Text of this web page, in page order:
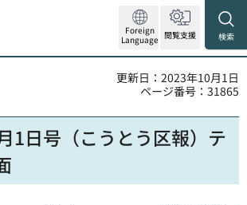
Foreign
Language 閲覧支援 検索
更新日：2023年10月1日
ページ番号：31865
1日号（こうとう区報）テ